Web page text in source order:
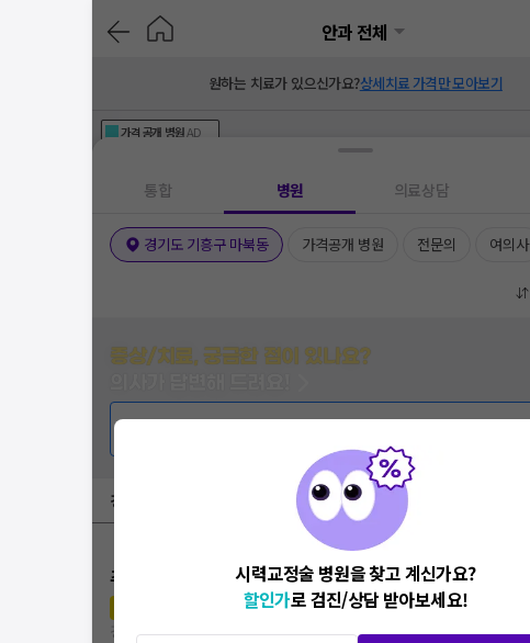
안과 전체
원하는 치료가 있으신가요?상세치료 가격만 모아보기
가격공개 병원AD
통합 병원 의료상담
경기도 기흥구 마북동 가격공개 병원 전문의 여의사
증상/치료, 궁금한 점이 있나요?
경기도 용인시 안과
주신환안과
경기도 용인시 기흥구 마북동
시력교정술 병원을 찾고 계신가요?
할인가로 검진/상담 받아보세요!